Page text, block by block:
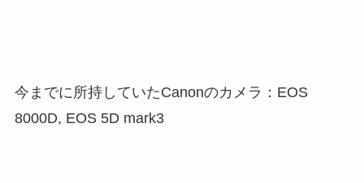
今までに所持していたCanonのカメラ：EOS
8000D, EOS 5D mark3